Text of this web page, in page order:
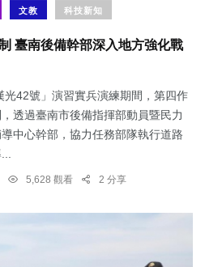
文教 科技新知
臺南後備幹部深入地方強化戰
光42號」演習實兵演練期間，第四作
透過臺南市後備指揮部動員暨民力
中心幹部，協力任務部隊執行道路
5,628 觀看 2 分享